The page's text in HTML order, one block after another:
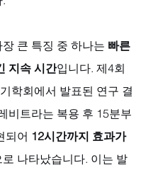
큰 특징 중 하나는 빠른
지속 시간입니다. 제4회
학회에서 발표된 연구 결
비트라는 복용 후 15분부
되어 12시간까지 효과가
나타났습니다. 이는 발